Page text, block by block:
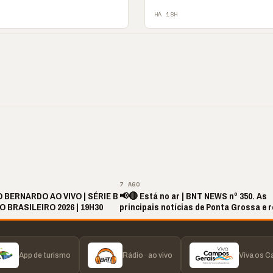
HÁ 18H
BERNARDO AO VIVO | SÉRIE B
BRASILEIRO 2026 | 19H30
7 AGO
📢🔴 Está no ar | BNT NEWS nº 350. As
principais notícias de Ponta Grossa e
App de turismo Rádio · ao vivo Viva os